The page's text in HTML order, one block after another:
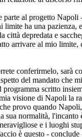
parte al progetto Napoli
limite ha una pazienza,
città depredata e
arrivare al mio limite,
conferirmelo, sarà
del mandato che
programma scritto
visione di Napoli la
provo quando
sua normalità, l'incanto
e i luoghi
è questo - conclude